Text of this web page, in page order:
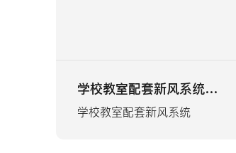
学校教室配套新风系统KX700机型
学校教室配套新风系统